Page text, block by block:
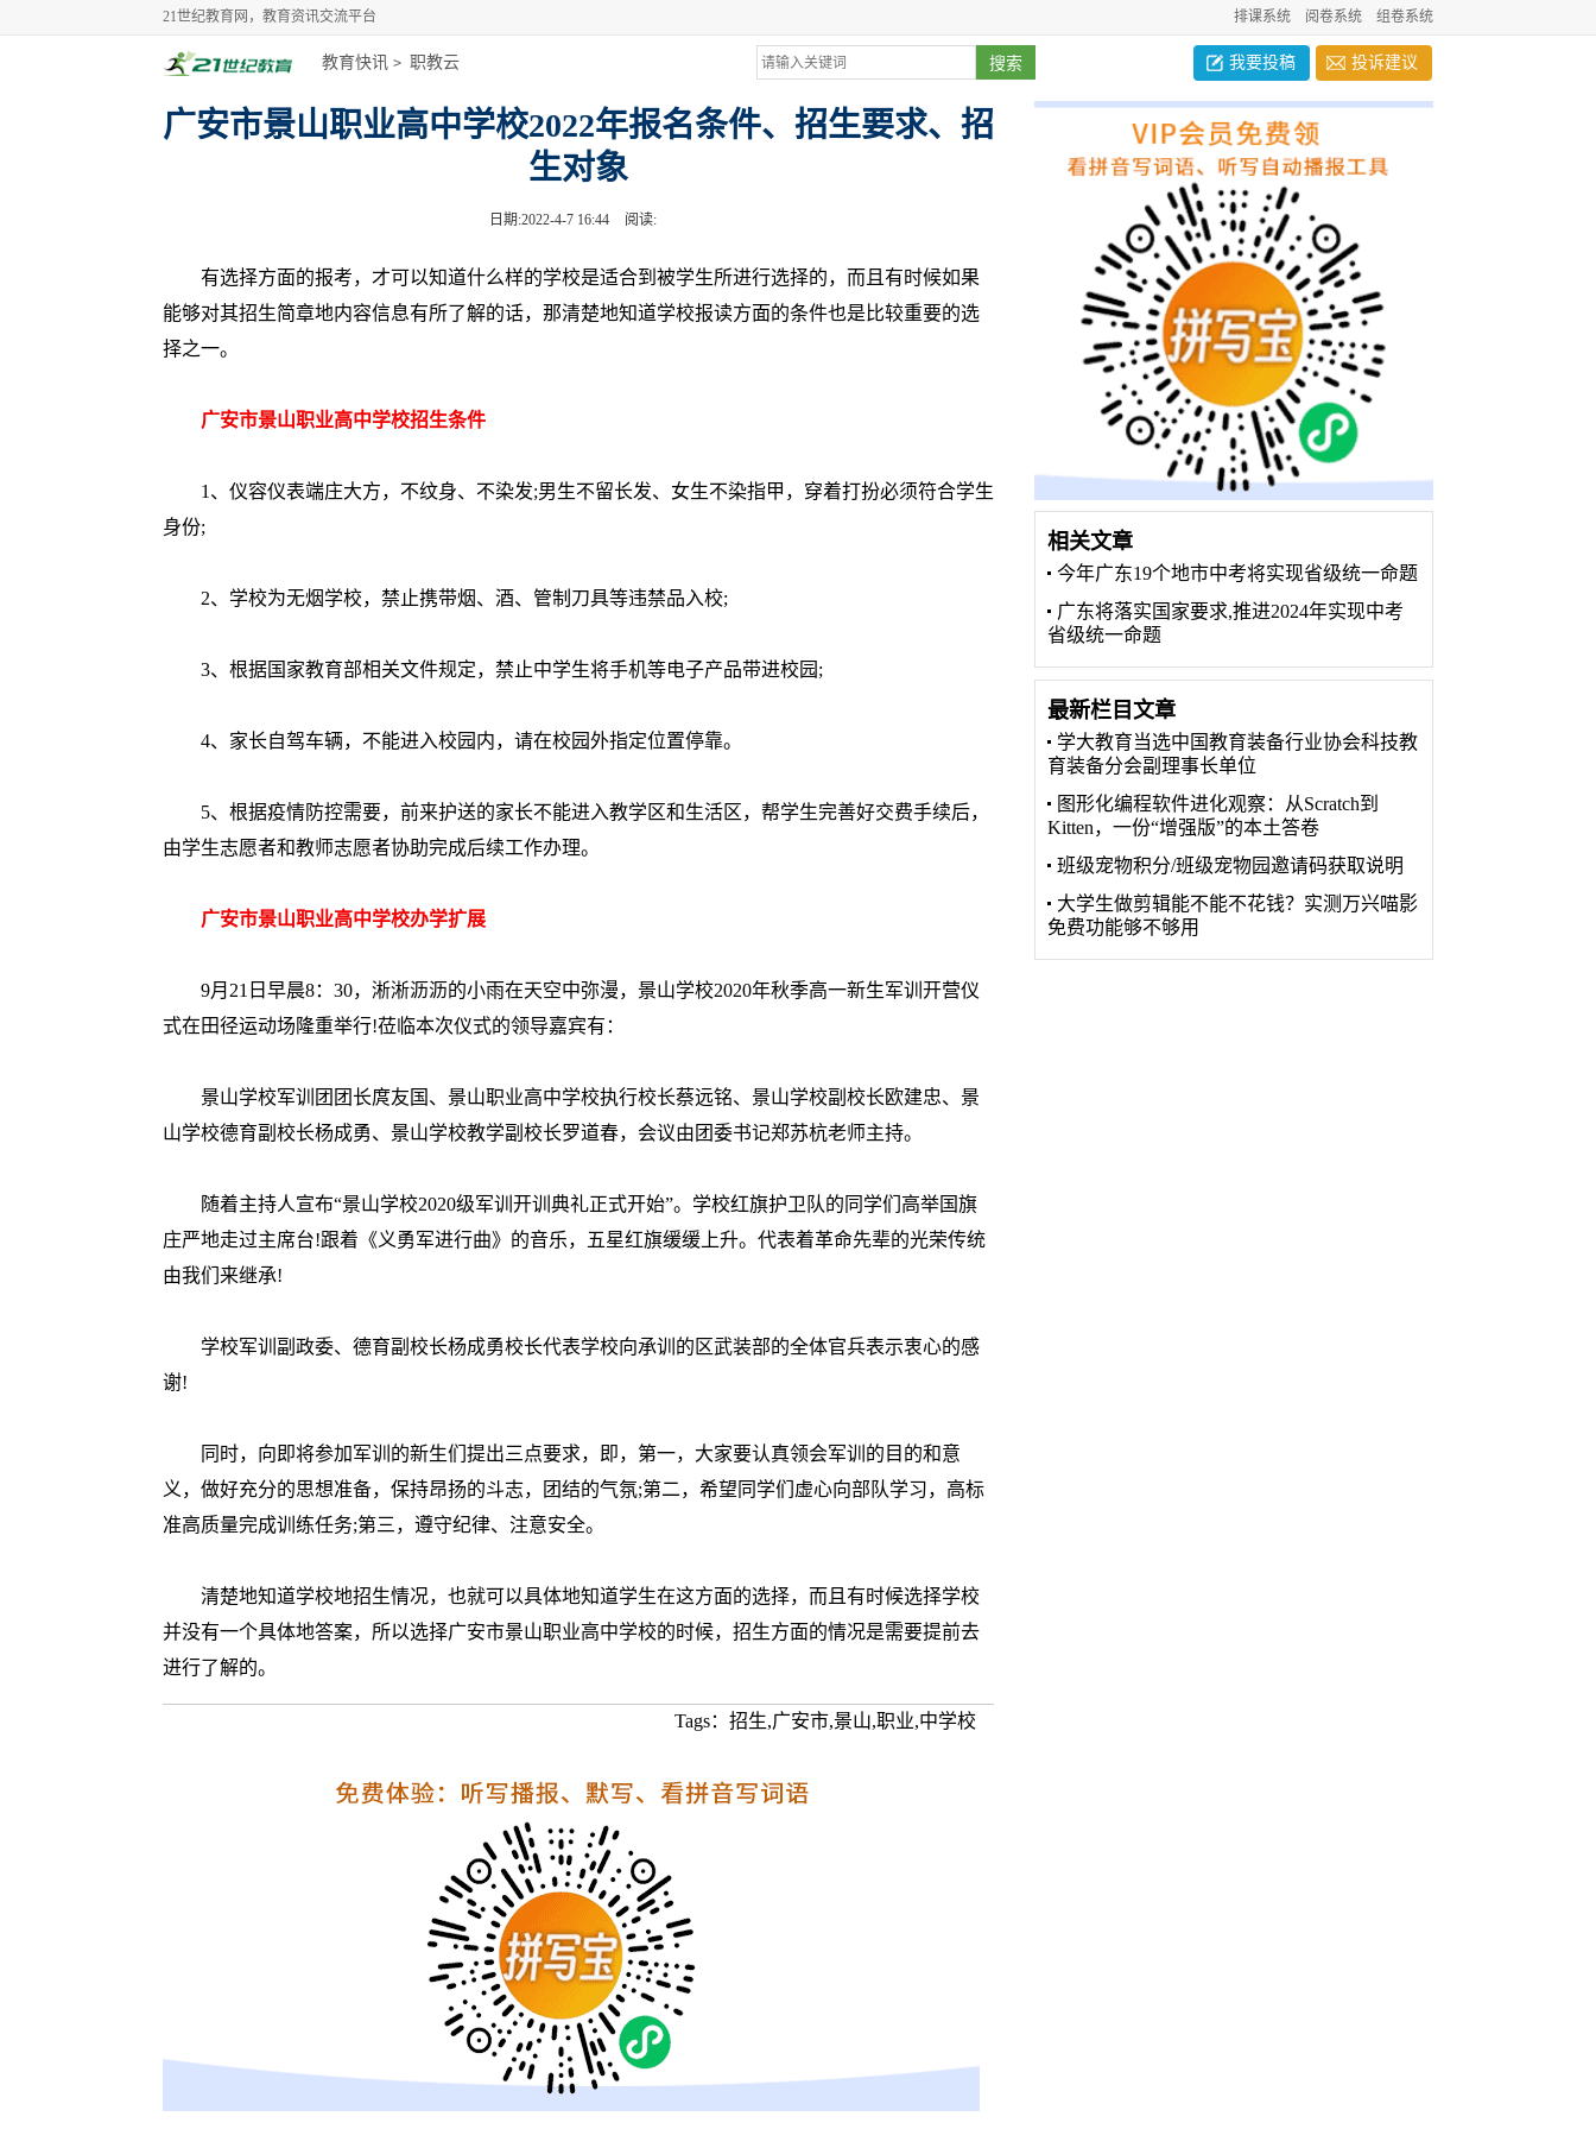
21世纪教育网，教育资讯交流平台 排课系统 阅卷系统 组卷系统
教育快讯 > 职教云 我要投稿 投诉建议
广安市景山职业高中学校2022年报名条件、招生要求、招
生对象
日期:2022-4-7 16:44 阅读:
有选择方面的报考，才可以知道什么样的学校是适合到被学生所进行选择的，而且有时候如果
能够对其招生简章地内容信息有所了解的话，那清楚地知道学校报读方面的条件也是比较重要的选
择之一。
广安市景山职业高中学校招生条件
1、仪容仪表端庄大方，不纹身、不染发;男生不留长发、女生不染指甲，穿着打扮必须符合学生
身份;
2、学校为无烟学校，禁止携带烟、酒、管制刀具等违禁品入校;
3、根据国家教育部相关文件规定，禁止中学生将手机等电子产品带进校园;
4、家长自驾车辆，不能进入校园内，请在校园外指定位置停靠。
5、根据疫情防控需要，前来护送的家长不能进入教学区和生活区，帮学生完善好交费手续后，
由学生志愿者和教师志愿者协助完成后续工作办理。
广安市景山职业高中学校办学扩展
9月21日早晨8：30，淅淅沥沥的小雨在天空中弥漫，景山学校2020年秋季高一新生军训开营仪
式在田径运动场隆重举行!莅临本次仪式的领导嘉宾有：
景山学校军训团团长庹友国、景山职业高中学校执行校长蔡远铭、景山学校副校长欧建忠、景
山学校德育副校长杨成勇、景山学校教学副校长罗道春，会议由团委书记郑苏杭老师主持。
随着主持人宣布“景山学校2020级军训开训典礼正式开始”。学校红旗护卫队的同学们高举国旗
庄严地走过主席台!跟着《义勇军进行曲》的音乐，五星红旗缓缓上升。代表着革命先辈的光荣传统
由我们来继承!
学校军训副政委、德育副校长杨成勇校长代表学校向承训的区武装部的全体官兵表示衷心的感
谢!
同时，向即将参加军训的新生们提出三点要求，即，第一，大家要认真领会军训的目的和意
义，做好充分的思想准备，保持昂扬的斗志，团结的气氛;第二，希望同学们虚心向部队学习，高标
准高质量完成训练任务;第三，遵守纪律、注意安全。
清楚地知道学校地招生情况，也就可以具体地知道学生在这方面的选择，而且有时候选择学校
并没有一个具体地答案，所以选择广安市景山职业高中学校的时候，招生方面的情况是需要提前去
进行了解的。
Tags：招生,广安市,景山,职业,中学校
相关文章
今年广东19个地市中考将实现省级统一命题
广东将落实国家要求,推进2024年实现中考
省级统一命题
最新栏目文章
学大教育当选中国教育装备行业协会科技教
育装备分会副理事长单位
图形化编程软件进化观察：从Scratch到
Kitten，一份“增强版”的本土答卷
班级宠物积分/班级宠物园邀请码获取说明
大学生做剪辑能不能不花钱？实测万兴喵影
免费功能够不够用